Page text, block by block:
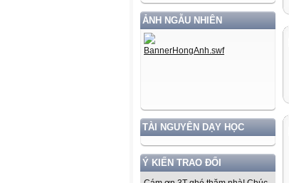
ẢNH NGẪU NHIÊN
TÀI NGUYÊN DẠY HỌC
Ý KIẾN TRAO ĐỔI